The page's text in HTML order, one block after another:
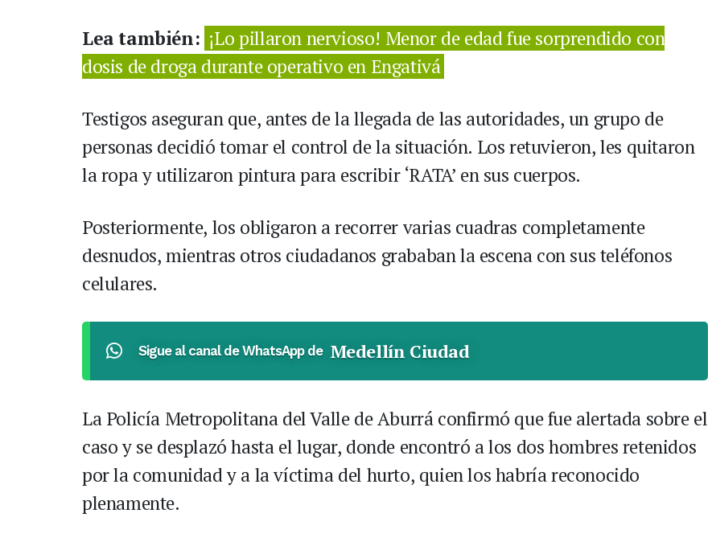
Lea también: ¡Lo pillaron nervioso! Menor de edad fue sorprendido con
dosis de droga durante operativo en Engativá
Testigos aseguran que, antes de la llegada de las autoridades, un grupo de
personas decidió tomar el control de la situación. Los retuvieron, les quitaron
la ropa y utilizaron pintura para escribir ‘RATA’ en sus cuerpos.
Posteriormente, los obligaron a recorrer varias cuadras completamente
desnudos, mientras otros ciudadanos grababan la escena con sus teléfonos
celulares.
Sigue al canal de WhatsApp de Medellín Ciudad
La Policía Metropolitana del Valle de Aburrá confirmó que fue alertada sobre el
caso y se desplazó hasta el lugar, donde encontró a los dos hombres retenidos
por la comunidad y a la víctima del hurto, quien los habría reconocido
plenamente.